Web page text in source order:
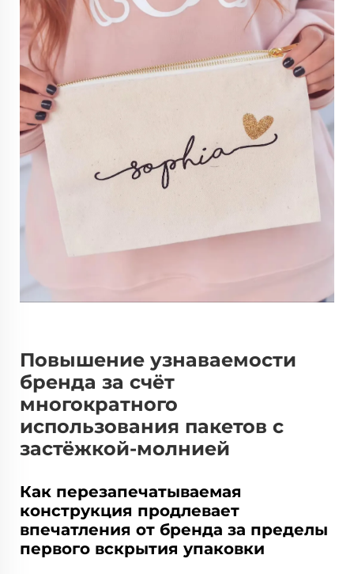
Повышение узнаваемости
бренда за счёт
многократного
использования пакетов с
застёжкой-молнией
Как перезапечатываемая
конструкция продлевает
впечатления от бренда за пределы
первого вскрытия упаковки